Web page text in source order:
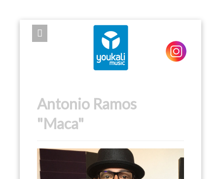
EXPOSE FRAMEWORK FOR JOOMLA 2.5 AND 3.0+
Antonio Ramos
"Maca"